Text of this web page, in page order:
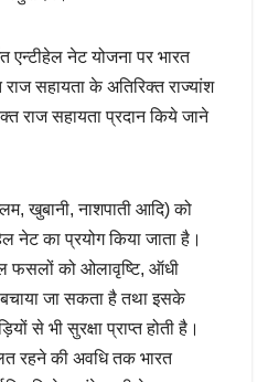
एन्टीहेल नेट योजना पर भारत
राज सहायता के अतिरिक्त राज्यांश
राज सहायता प्रदान किये जाने
खुबानी, नाशपाती आदि) को
नेट का प्रयोग किया जाता है।
फसलों को ओलावृष्टि, ऑधी
जा सकता है तथा इसके
से भी सुरक्षा प्राप्त होती है।
रहने की अवधि तक भारत